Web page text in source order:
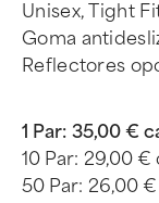
Unisex, Tight
Goma
Reflectores
1 Par: 35,00 €
10 Par: 29,00 €
50 Par: 26,00